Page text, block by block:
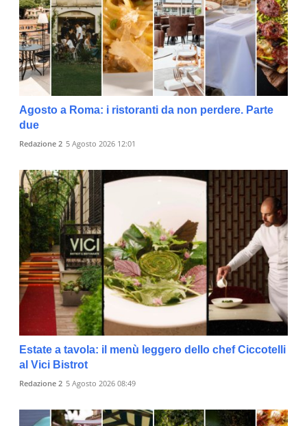
Agosto a Roma: i ristoranti da non perdere. Parte
due
Redazione 2 5 Agosto 2026 12:01
Estate a tavola: il menù leggero dello chef Ciccotelli
al Vici Bistrot
Redazione 2 5 Agosto 2026 08:49